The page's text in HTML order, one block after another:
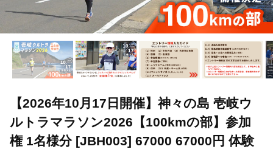
【2026年10月17日開催】神々の島 壱岐ウ
ルトラマラソン2026【100kmの部】参加
権 1名様分 [JBH003] 67000 67000円 体験